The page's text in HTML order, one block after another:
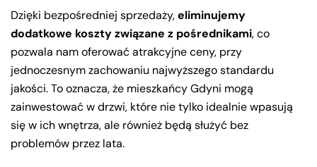
Dzięki bezpośredniej sprzedaży,eliminujemy
dodatkowe koszty związane z pośrednikami, co
pozwala nam oferować atrakcyjne ceny, przy
jednoczesnym zachowaniu najwyższego standardu
jakości. To oznacza, że mieszkańcy Gdyni mogą
zainwestować w drzwi, które nie tylko idealnie wpasują
się w ich wnętrza, ale również będą służyć bez
problemów przez lata.